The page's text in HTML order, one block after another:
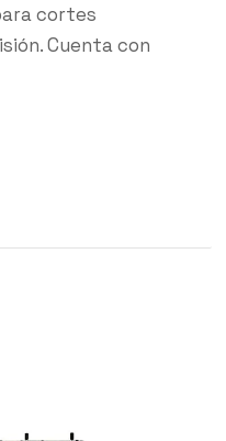
cortes
Cuenta con